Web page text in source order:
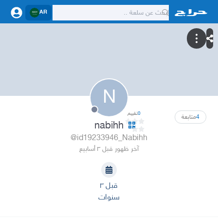
AR
N
4متابعة 0تقييم
nabihh
@id19233946_Nabihh
آخر ظهور قبل ٣ أسابيع
قبل ٣
سنوات